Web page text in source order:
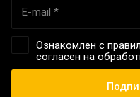
Ознакомлен с
согласен на